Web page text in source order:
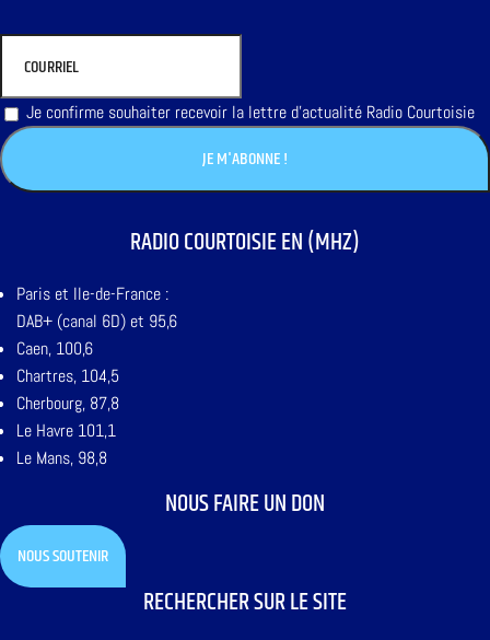
Je confirme souhaiter recevoir la lettre d'actualité Radio Courtoisie
RADIO COURTOISIE EN (MHZ)
Paris et Ile-de-France :
DAB+ (canal 6D) et 95,6
Caen, 100,6
Chartres, 104,5
Cherbourg, 87,8
Le Havre 101,1
Le Mans, 98,8
NOUS FAIRE UN DON
NOUS SOUTENIR
RECHERCHER SUR LE SITE